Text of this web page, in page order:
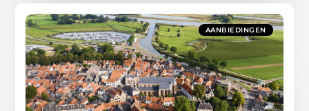
AANBIEDINGEN